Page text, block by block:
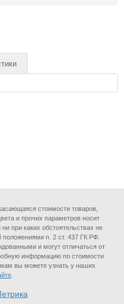
стоимости товаров,
и прочих параметров носит
при каких обстоятельствах не
п. 2 ст. 437 ГК РФ.
и могут отличаться от
информацию по стоимости
вы можете узнать у наших